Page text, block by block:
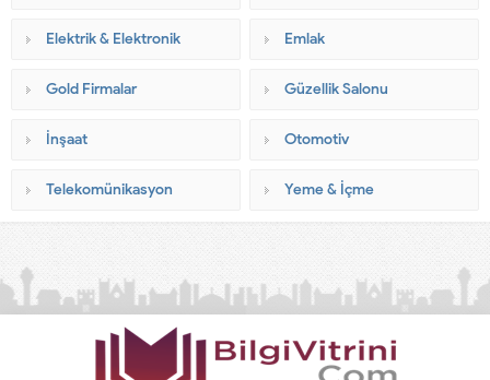
Elektrik & Elektronik Emlak
Gold Firmalar Güzellik Salonu
İnşaat Otomotiv
Telekomünikasyon Yeme & İçme